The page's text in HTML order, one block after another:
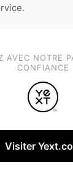
AVEC NOTRE
CONFIANCE
Visiter